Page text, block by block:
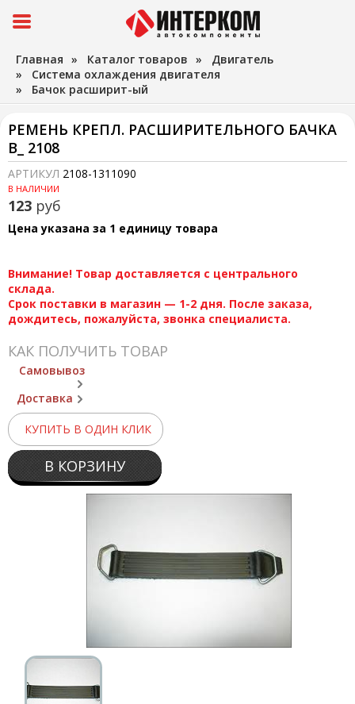
Главная » Каталог товаров » Двигатель
» Система охлаждения двигателя
» Бачок расширит-ый
РЕМЕНЬ КРЕПЛ. РАСШИРИТЕЛЬНОГО БАЧКА
В_ 2108
АРТИКУЛ 2108-1311090
В НАЛИЧИИ
123 руб
Цена указана за 1 единицу товара
Внимание! Товар доставляется с центрального
склада.
Срок поставки в магазин — 1-2 дня. После заказа,
дождитесь, пожалуйста, звонка специалиста.
КАК ПОЛУЧИТЬ ТОВАР
Самовывоз
Доставка
КУПИТЬ В ОДИН КЛИК
В КОРЗИНУ